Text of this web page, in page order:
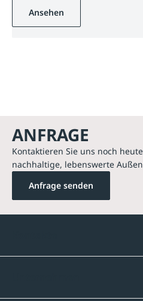
Ansehen
ANFRAGE
Kontaktieren Sie uns noch
nachhaltige, lebenswerte
Anfrage senden